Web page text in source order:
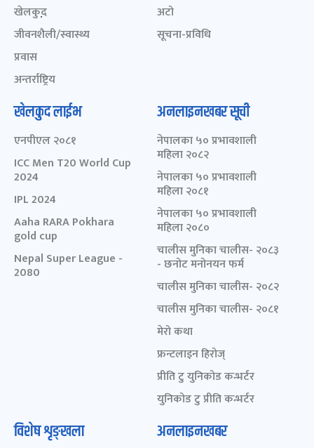
खेलकुद़़
जीवनशैली/स्वास्थ्य
प्रवास
अन्तर्राष्ट्रिय
अटो
सूचना-प्रविधि
खेलकुद लाईभ
एनपीएल २०८१
ICC Men T20 World Cup
2024
IPL 2024
Aaha RARA Pokhara
gold cup
Nepal Super League -
2080
अनलाइनखबर सूची
नेपालका ५० प्रभावशाली
महिला २०८२
नेपालका ५० प्रभावशाली
महिला २०८१
नेपालका ५० प्रभावशाली
महिला २०८०
चालीस मुनिका चालीस- २०८३
- छनोट मनोनयन फर्म
चालीस मुनिका चालीस- २०८२
चालीस मुनिका चालीस- २०८१
मेरो कथा
फ्रन्टलाइन हिरोज्
प्रीति टु युनिकोड कन्भर्टर
युनिकोड टु प्रीति कन्भर्टर
विशेष शृङ्खला अनलाइनखबर